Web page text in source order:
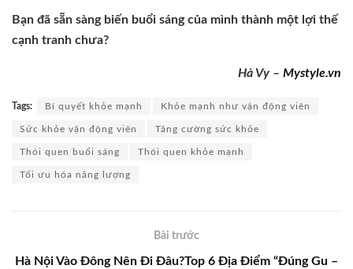
Bạn đã sẵn sàng biến buổi sáng của mình thành một lợi thế
cạnh tranh chưa?
Hà Vy – Mystyle.vn
Tags: Bí quyết khỏe mạnh Khỏe mạnh như vận động viên
Sức khỏe vận động viên Tăng cường sức khỏe
Thói quen buổi sáng Thói quen khỏe mạnh
Tối ưu hóa năng lượng
Bài trước
Hà Nội Vào Đông Nên Đi Đâu?Top 6 Địa Điểm “Đúng Gu –